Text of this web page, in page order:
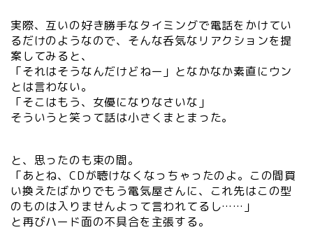
実際、互いの好き勝手なタイミングで電話をかけてい
るだけのようなので、そんな呑気なリアクションを提
案してみると、
「それはそうなんだけどねー」となかなか素直にウン
とは言わない。
「そこはもう、女優になりなさいな」
そういうと笑って話は小さくまとまった。
と、思ったのも束の間。
「あとね、CDが聴けなくなっちゃったのよ。この間買
い換えたばかりでもう電気屋さんに、これ先はこの型
のものは入りませんよって言われてるし……」
と再びハード面の不具合を主張する。